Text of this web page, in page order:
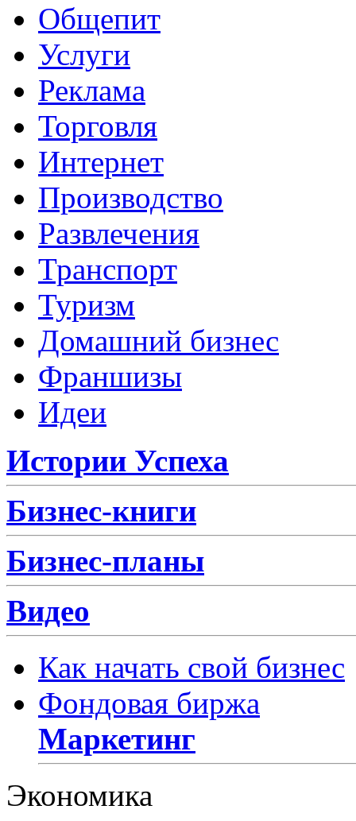
Общепит
Услуги
Реклама
Торговля
Интернет
Производство
Развлечения
Транспорт
Туризм
Домашний бизнес
Франшизы
Идеи
Истории Успеха
Бизнес-книги
Бизнес-планы
Видео
Как начать свой бизнес
Фондовая биржа
Маркетинг
Экономика